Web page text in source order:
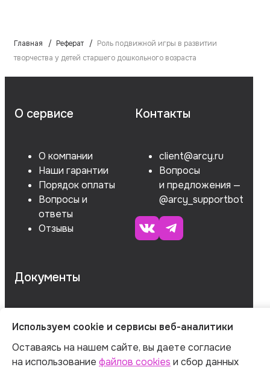
Главная Реферат
Роль подвижной игры в развитии
творчества у детей старшего дошкольного возраста
О сервисе
О компании
Наши гарантии
Порядок оплаты
Вопросы и
ответы
Отзывы
Контакты
client@arcy.ru
Вопросы
и предложения —
@arcy_supportbot
Документы
ОГРНИП 312547621900150
ИНН 540535727161
Используем cookie и сервисы веб-аналитики
Оставаясь на нашем сайте, вы даете согласие
на использование файлов cookies и сбор данных